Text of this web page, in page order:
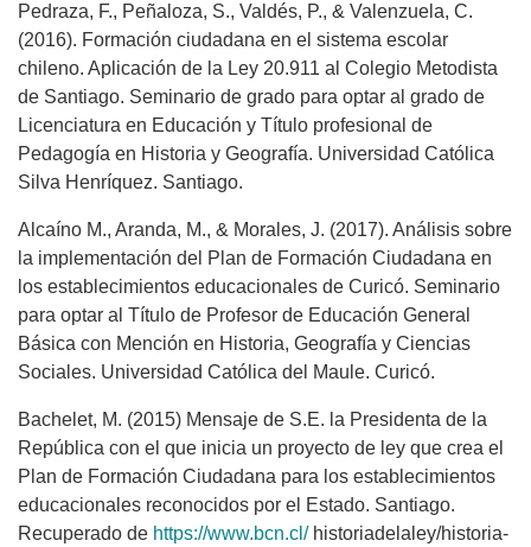
Pedraza, F., Peñaloza, S., Valdés, P., & Valenzuela, C.
(2016). Formación ciudadana en el sistema escolar
chileno. Aplicación de la Ley 20.911 al Colegio Metodista
de Santiago. Seminario de grado para optar al grado de
Licenciatura en Educación y Título profesional de
Pedagogía en Historia y Geografía. Universidad Católica
Silva Henríquez. Santiago.
Alcaíno M., Aranda, M., & Morales, J. (2017). Análisis sobre
la implementación del Plan de Formación Ciudadana en
los establecimientos educacionales de Curicó. Seminario
para optar al Título de Profesor de Educación General
Básica con Mención en Historia, Geografía y Ciencias
Sociales. Universidad Católica del Maule. Curicó.
Bachelet, M. (2015) Mensaje de S.E. la Presidenta de la
República con el que inicia un proyecto de ley que crea el
Plan de Formación Ciudadana para los establecimientos
educacionales reconocidos por el Estado. Santiago.
Recuperado de https://www.bcn.cl/historiadelaley/historia-